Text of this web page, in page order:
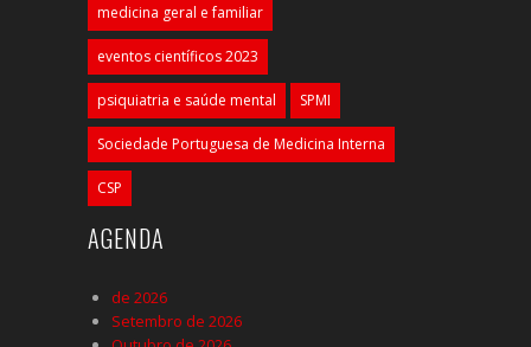
medicina geral e familiar
eventos científicos 2023
psiquiatria e saúde mental SPMI
Sociedade Portuguesa de Medicina Interna
CSP
AGENDA
de 2026
Setembro de 2026